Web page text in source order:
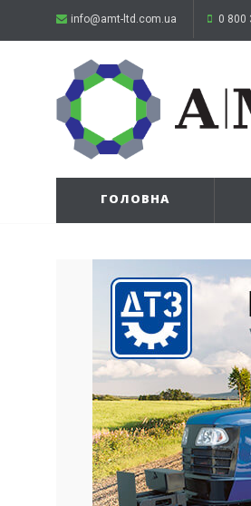
info@amt-ltd.com.ua 0 800
ГОЛОВНА